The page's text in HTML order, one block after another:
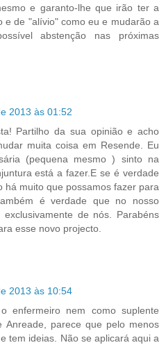
e garanto-lhe que irão ter a
e de "alívio" como eu e mudarão a
abstenção nas próximas
2013 às 01:52
Partilho da sua opinião e acho
muita coisa em Resende. Eu
(pequena mesmo ) sinto na
está a fazer.E se é verdade
há muito que possamos fazer para
é verdade que no nosso
de nós. Parabéns
esse novo projecto.
2013 às 10:54
enfermeiro nem como suplente
Anreade, parece que pelo menos
tem ideias. Não se aplicará aqui a